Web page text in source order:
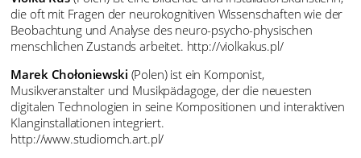
die oft mit Fragen der neurokognitiven Wissenschaften wie der
Beobachtung und Analyse des neuro-psycho-physischen
menschlichen Zustands arbeitet. http://violkakus.pl/
Marek Chołoniewski (Polen) ist ein Komponist,
Musikveranstalter und Musikpädagoge, der die neuesten
digitalen Technologien in seine Kompositionen und interaktiven
Klanginstallationen integriert.
http://www.studiomch.art.pl/